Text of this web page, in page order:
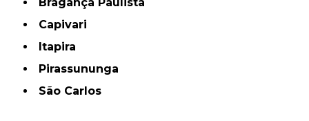
Capivari
Itapira
Pirassununga
São Carlos